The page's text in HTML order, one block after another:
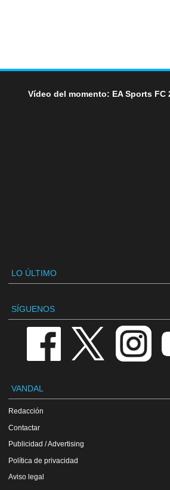
Vídeo del momento: EA Sports FC
LO ÚLTIMO
SÍGUENOS
VANDAL
Redacción
Contactar
Publicidad / Advertising
Política de privacidad
Aviso legal